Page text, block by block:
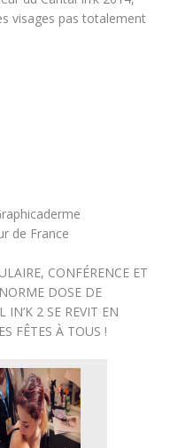
visages pas totalement
de France
CONFÉRENCE ET
DOSE DE
2 SE REVIT EN
FÊTES À TOUS !